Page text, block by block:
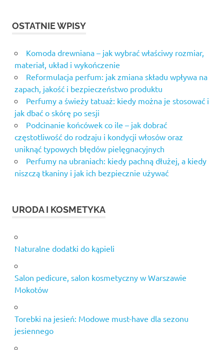
OSTATNIE WPISY
Komoda drewniana – jak wybrać właściwy rozmiar,
materiał, układ i wykończenie
Reformulacja perfum: jak zmiana składu wpływa na
zapach, jakość i bezpieczeństwo produktu
Perfumy a świeży tatuaż: kiedy można je stosować i
jak dbać o skórę po sesji
Podcinanie końcówek co ile – jak dobrać
częstotliwość do rodzaju i kondycji włosów oraz
uniknąć typowych błędów pielęgnacyjnych
Perfumy na ubraniach: kiedy pachną dłużej, a kiedy
niszczą tkaniny i jak ich bezpiecznie używać
URODA I KOSMETYKA
Naturalne dodatki do kąpieli
Salon pedicure, salon kosmetyczny w Warszawie
Mokotów
Torebki na jesień: Modowe must-have dla sezonu
jesiennego